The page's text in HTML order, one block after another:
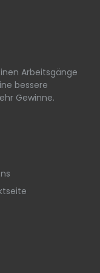
Arbeitsgänge
bessere
Gewinne.